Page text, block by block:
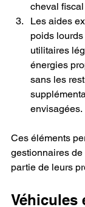
cheval
Les aides
poids
utilitaires
énergies
sans les
envisagées.
Ces éléments
gestionnaires
partie de leurs
Véhicules